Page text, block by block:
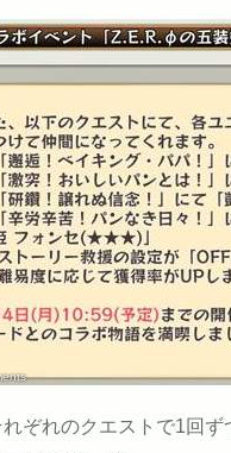
れぞれのクエストで1回